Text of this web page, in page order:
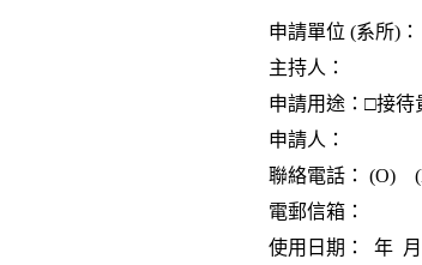
申請單位 (系所)：
主持人：
申請用途： □接待
申請人：
聯絡電話： (O)
電郵信箱：
使用日期： 年